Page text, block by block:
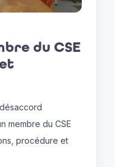
du CSE
membre du CSE
procédure et